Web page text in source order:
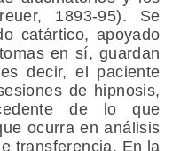
1893-95). Se
catártico, apoyado
en sí, guardan
decir, el paciente
de hipnosis,
de lo que
ocurra en análisis
transferencia. En la